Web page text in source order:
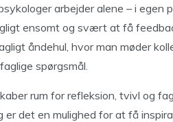
arbejder alene – i egen
ensomt og svært at få
åndehul, hvor man møder
spørgsmål.
rum for refleksion, tvivl og
er det en mulighed for at få